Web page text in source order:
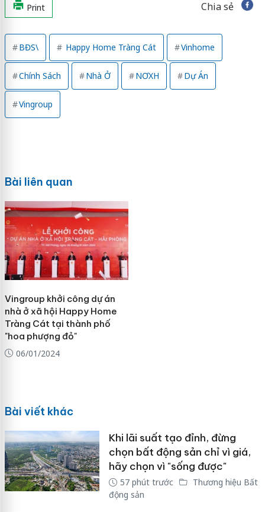
Print Chia sẻ
BĐS\ Happy Home Tràng Cát Vinhome
Chính Sách Nhà Ở NƠXH Dự Án
Vingroup
Bài liên quan
Vingroup khởi công dự án
nhà ở xã hội Happy Home
Tràng Cát tại thành phố
"hoa phượng đỏ"
06/01/2024
Bài viết khác
Khi lãi suất tạo đỉnh, đừng
chọn bất động sản chỉ vì giá,
hãy chọn vì "sống được"
57 phút trước
Thương hiệu Bất
động sản